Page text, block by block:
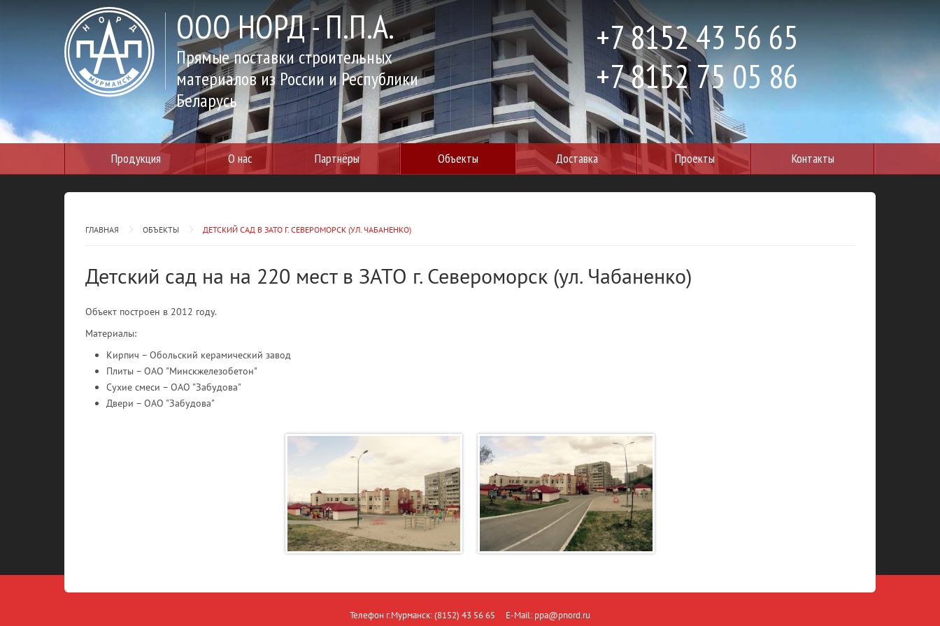
ООО НОРД - П.П.А.
Прямые поставки строительных
материалов из России и Республики
Беларусь
+7 8152 43 56 65
+7 8152 75 05 86
Продукция О нас Партнёры Объекты Доставка Проекты Контакты
ГЛАВНАЯ ОБЪЕКТЫ ДЕТСКИЙ САД В ЗАТО Г. СЕВЕРОМОРСК (УЛ. ЧАБАНЕНКО)
Детский сад на на 220 мест в ЗАТО г. Североморск (ул. Чабаненко)
Объект построен в 2012 году.
Материалы:
Кирпич – Обольский керамический завод
Плиты – ОАО "Минскжелезобетон"
Сухие смеси – ОАО "Забудова"
Двери – ОАО "Забудова"
Телефон г.Мурманск: (8152) 43 56 65 E-Mail: ppa@pnord.ru